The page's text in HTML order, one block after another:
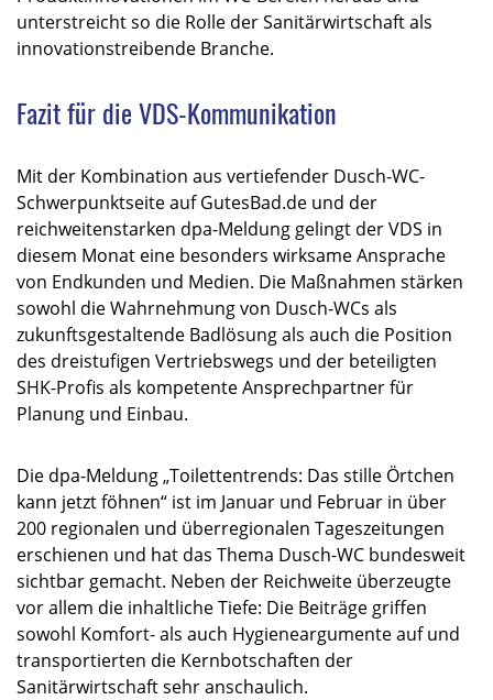
unterstreicht so die Rolle der Sanitärwirtschaft als
innovationstreibende Branche.​
Fazit für die VDS-Kommunikation
Mit der Kombination aus vertiefender Dusch-WC-
Schwerpunktseite auf GutesBad.de und der
reichweitenstarken dpa-Meldung gelingt der VDS in
diesem Monat eine besonders wirksame Ansprache
von Endkunden und Medien. Die Maßnahmen stärken
sowohl die Wahrnehmung von Dusch-WCs als
zukunftsgestaltende Badlösung als auch die Position
des dreistufigen Vertriebswegs und der beteiligten
SHK-Profis als kompetente Ansprechpartner für
Planung und Einbau.
Die dpa-Meldung „Toilettentrends: Das stille Örtchen
kann jetzt föhnen“ ist im Januar und Februar in über
200 regionalen und überregionalen Tageszeitungen
erschienen und hat das Thema Dusch-WC bundesweit
sichtbar gemacht. Neben der Reichweite überzeugte
vor allem die inhaltliche Tiefe: Die Beiträge griffen
sowohl Komfort- als auch Hygieneargumente auf und
transportierten die Kernbotschaften der
Sanitärwirtschaft sehr anschaulich.